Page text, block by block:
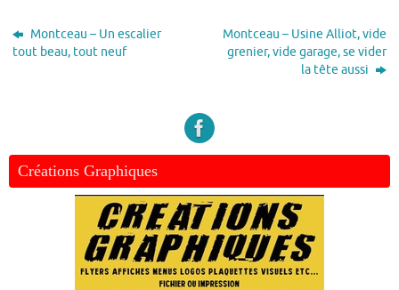
Montceau – Un escalier
tout beau, tout neuf
Montceau – Usine Alliot, vide
grenier, vide garage, se vider
la tête aussi
Créations Graphiques